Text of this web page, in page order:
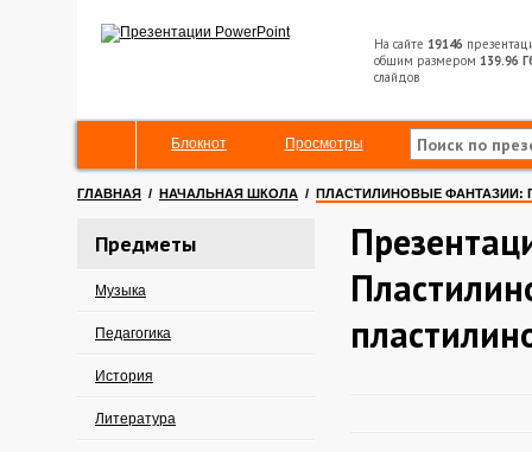
На сайте 19146
общим размером 139.96
слайдов
Блокнот Просмотры
ГЛАВНАЯ / НАЧАЛЬНАЯ ШКОЛА / ПЛАСТИЛИНОВЫЕ ФАНТАЗИИ:
Предметы
Музыка
Педагогика
История
Литература